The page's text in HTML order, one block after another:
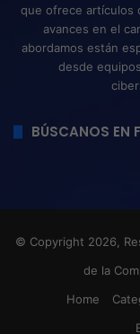
que ofrece artículos
avances en el
abordamos están
desde
BÚSCANOS EN
© Copyright 2026,
de la
Home